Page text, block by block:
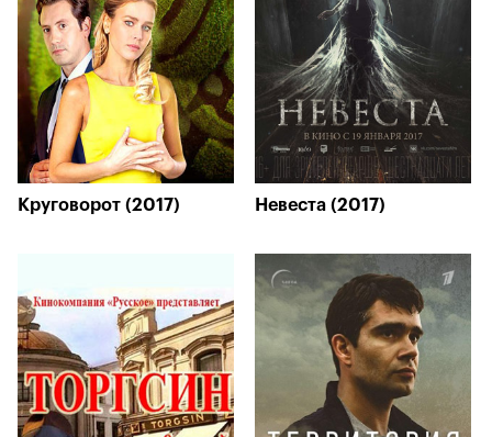
Круговорот (2017) Невеста (2017)